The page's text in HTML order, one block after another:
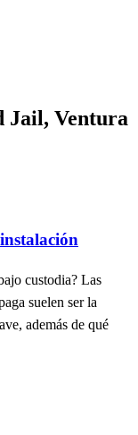
Jail, Ventura
custodia? Las
suelen ser la
además de qué